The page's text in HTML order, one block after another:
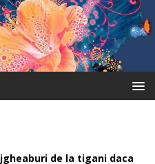
de la tigani daca